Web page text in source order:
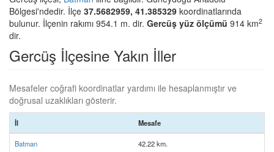
Bölgesi'ndedir. İlçe 37.5682959, 41.385329 koordinatlarında
bulunur. İlçenin rakımı 954.1 m. dir. Gercüş yüz ölçümü 914 km2
dir.
Gercüş İlçesine Yakın İller
Mesafeler coğrafi koordinatlar yardımı ile hesaplanmıştır ve
doğrusal uzaklıkları gösterir.
İl Mesafe
Batman 42.22 km.